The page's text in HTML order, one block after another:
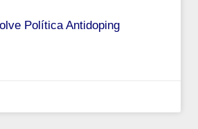
Política Antidoping